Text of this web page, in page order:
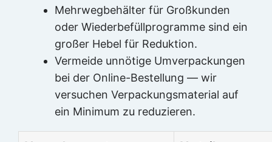
Mehrwegbehälter für Großkunden
oder Wiederbefüllprogramme sind ein
großer Hebel für Reduktion.
Vermeide unnötige Umverpackungen
bei der Online-Bestellung — wir
versuchen Verpackungsmaterial auf
ein Minimum zu reduzieren.